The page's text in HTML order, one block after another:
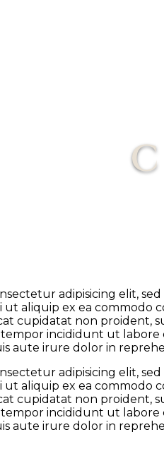
adipisicing elit,
ut aliquip ex ea
cupidatat non proident,
tempor incididunt ut
aute irure dolor in
adipisicing elit,
ut aliquip ex ea
cupidatat non proident,
tempor incididunt ut
aute irure dolor in